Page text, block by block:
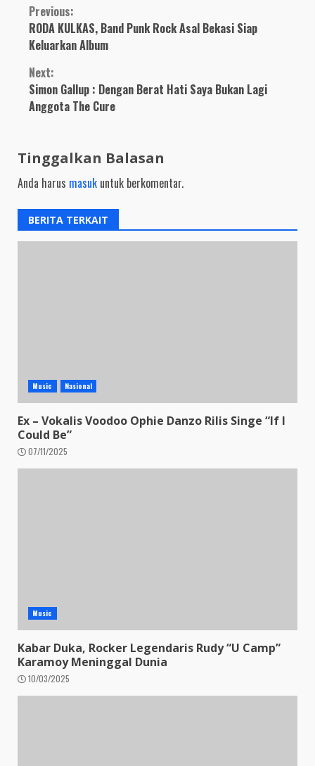
Continue
Reading
Previous:
RODA KULKAS, Band Punk Rock Asal Bekasi Siap
Keluarkan Album
Next:
Simon Gallup : Dengan Berat Hati Saya Bukan Lagi
Anggota The Cure
Tinggalkan Balasan
Anda harus masuk untuk berkomentar.
BERITA TERKAIT
Music Nasional
Ex – Vokalis Voodoo Ophie Danzo Rilis Singe “If I
Could Be”
07/11/2025
Music
Kabar Duka, Rocker Legendaris Rudy “U Camp”
Karamoy Meninggal Dunia
10/03/2025